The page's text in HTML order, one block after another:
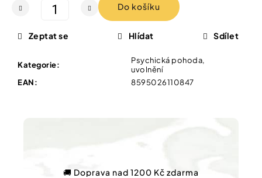
Přihlášení
Do košíku
Kategorie:
Psychická pohoda,
uvolnění
EAN: 8595026110847
Zeptat se Hlídat Sdílet
🚚 Doprava nad 1200 Kč zdarma